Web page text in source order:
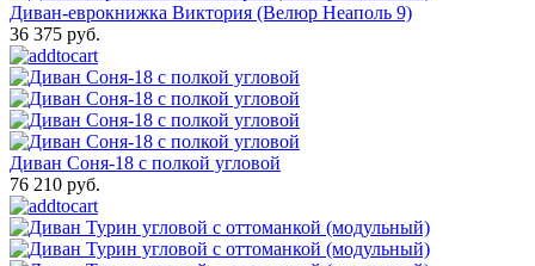
Диван-еврокнижка Виктория (Велюр Неаполь 9)
36 375 руб.
Диван Соня-18 с полкой угловой
76 210 руб.